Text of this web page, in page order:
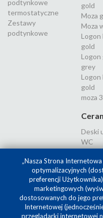
podtynkowe
termostatyczne
Zestawy
podtynkowe
gold
Moza
Moza
gold
Logon
grey
Logon
gold
moza
Deski
WC
„Nasza Strona
optymalizacyjnych
preferencji
marketingowych
dostosowanych do jego
Internetowej
przeglądarki internetowej